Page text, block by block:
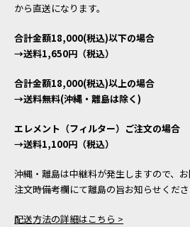
から直送になります。
合計金額18,000(税込)以下の場合
→送料1,650円（税込）
合計金額18,000(税込)以上の場合
→送料無料(沖縄・離島は除く)
エレメント（フィルター）ご注文の場合
→送料1,100円（税込）
沖縄・離島は中継料が発生しますので、お
注文時備考欄にて離島の旨お知らせくださ
配送方法の詳細はこちら >